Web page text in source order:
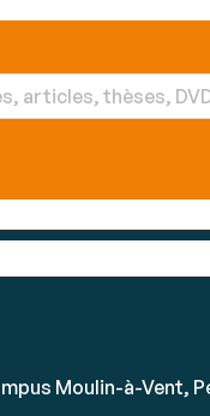
Moulin-à-Vent,